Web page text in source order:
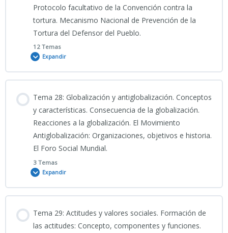
SIMULACRO 5_ 20 PREGUNTAS TEMA 25 CNP 2026
SIMULACRO 6_ 20 PREGUNTAS TEMA 25 CNP 2026
SIMULACRO 7_ 20 PREGUNTAS TEMA 25 CNP 2026
SIMULACRO 8_ 20 PREGUNTAS TEMA 25 CNP 2026
TEST TEMA 25 CNP
PRESENTACIÓN TEMA 26 CNP
INFOGRAFÍA TEMA 26 CNP
TEST 1_TEMA 26 CNP
TEST 3_TEMA 26 CNP
TEST 4_TEMA 26 CNP
Protocolo facultativo de la Convención contra la
tortura. Mecanismo Nacional de Prevención de la
Tortura del Defensor del Pueblo.
12 Temas
Expandir
0% COMPLETADO 0/12 Pasos
Clase grabada Tema 27 CNP 21/05/2026
PRESENTACIÓN TEMA 27 CNP (2026)
INFO TEMA 27 CNP
Tema 28: Globalización y antiglobalización. Conceptos
y características. Consecuencia de la globalización.
Reacciones a la globalización. El Movimiento
Antiglobalización: Organizaciones, objetivos e historia.
El Foro Social Mundial.
3 Temas
Expandir
0% COMPLETADO 0/3 Pasos
Tema 29: Actitudes y valores sociales. Formación de
las actitudes: Concepto, componentes y funciones.